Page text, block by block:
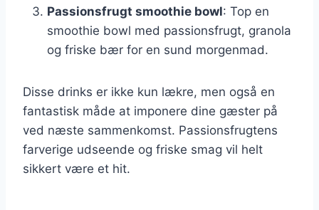
Passionsfrugt smoothie bowl: Top en
smoothie bowl med passionsfrugt, granola
og friske bær for en sund morgenmad.
Disse drinks er ikke kun lækre, men også en
fantastisk måde at imponere dine gæster på
ved næste sammenkomst. Passionsfrugtens
farverige udseende og friske smag vil helt
sikkert være et hit.